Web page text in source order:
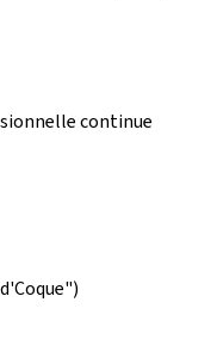
continue